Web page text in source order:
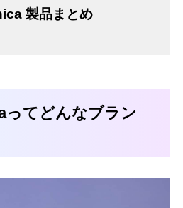
製品まとめ
ってどんなブラン